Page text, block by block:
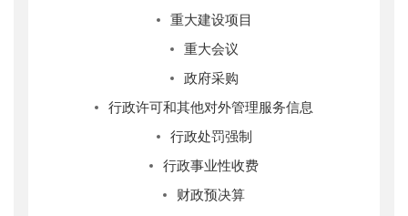
重大建设项目
重大会议
政府采购
行政许可和其他对外管理服务信息
行政处罚强制
行政事业性收费
财政预决算